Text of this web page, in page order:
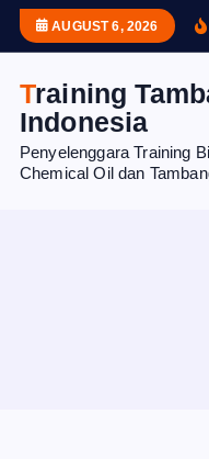
AUGUST 6, 2026
Training Tambang
Indonesia
Penyelenggara Training
Chemical Oil dan